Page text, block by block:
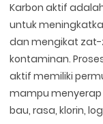
Karbon aktif
untuk
dan mengikat
kontaminan.
aktif memiliki
mampu
bau, rasa, klorin,